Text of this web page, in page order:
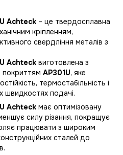
Achteck – це твердосплавна
кріпленням,
свердління металів з
Achteck виготовлена з
покриттям AP301U, яке
термостабільність і
швидкостях подачі.
Achteck має оптимізовану
силу різання, покращує
працювати з широким
сталей до